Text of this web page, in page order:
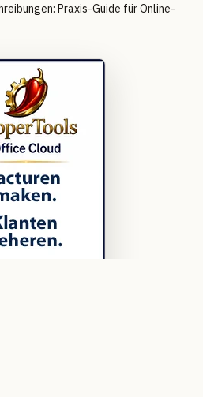
Praxis-Guide für Online-